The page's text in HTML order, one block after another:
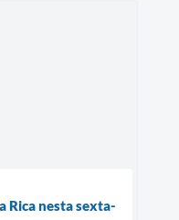
Rica nesta sexta-